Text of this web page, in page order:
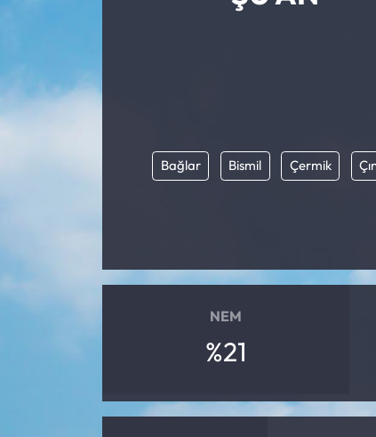
Bağlar Bismil Çermik
NEM
%21